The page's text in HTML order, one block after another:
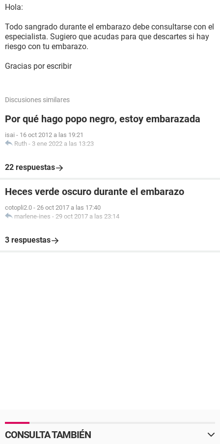
Hola:
Todo sangrado durante el embarazo debe consultarse con el
especialista. Sugiero que acudas para que descartes si hay
riesgo con tu embarazo.
Gracias por escribir
Discusiones similares
Por qué hago popo negro, estoy embarazada
isai - 16 oct 2012 a las 19:21
Ruth - 3 ene 2022 a las 13:23
22 respuestas
Heces verde oscuro durante el embarazo
cotopli2.0 - 26 oct 2017 a las 17:40
marlene-ines - 29 oct 2017 a las 23:14
3 respuestas
CONSULTA TAMBIÉN